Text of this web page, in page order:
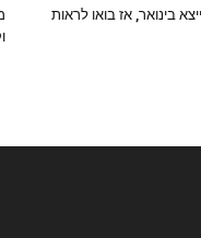
בינואר, אז בואו לראות